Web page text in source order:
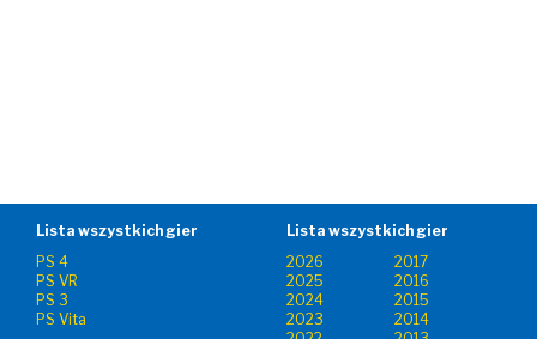
Lista wszystkich gier
PS 4
PS VR
PS 3
PS Vita
Lista wszystkich gier
2026
2017
2025
2016
2024
2015
2023
2014